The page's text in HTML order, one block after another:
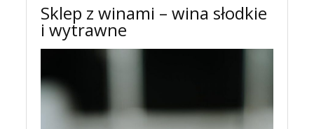
Sklep z winami – wina słodkie
i wytrawne